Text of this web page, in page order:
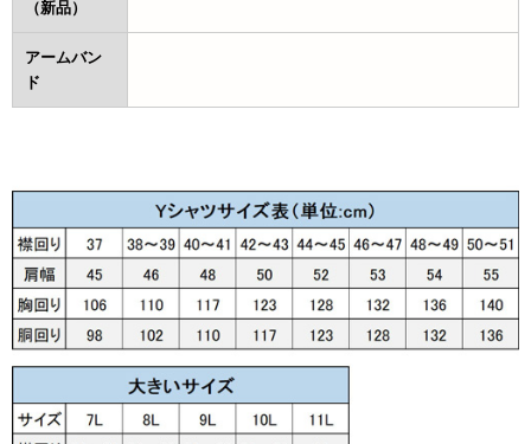
（新品）
アームバン
ド